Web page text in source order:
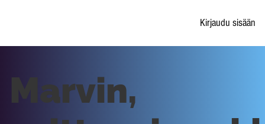
Kirjaudu sisään
Marvin,